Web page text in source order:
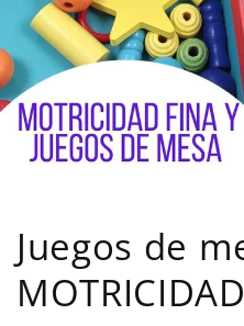
Juegos de